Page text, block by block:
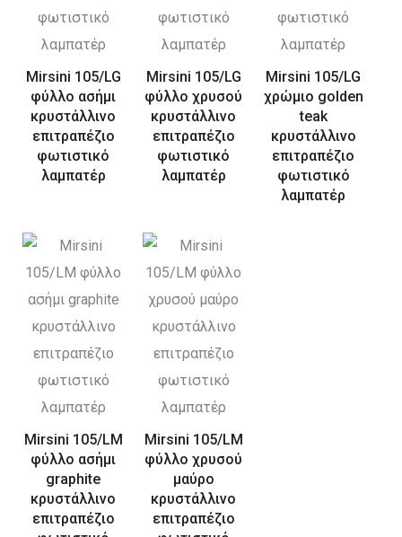
Mirsini 105/LG
φύλλο ασήμι
κρυστάλλινο
επιτραπέζιο
φωτιστικό
λαμπατέρ
Mirsini 105/LG
φύλλο χρυσού
κρυστάλλινο
επιτραπέζιο
φωτιστικό
λαμπατέρ
Mirsini 105/LG
χρώμιο golden
teak
κρυστάλλινο
επιτραπέζιο
φωτιστικό
λαμπατέρ
Mirsini 105/LM
φύλλο ασήμι
graphite
κρυστάλλινο
επιτραπέζιο
Mirsini 105/LM
φύλλο χρυσού
μαύρο
κρυστάλλινο
επιτραπέζιο